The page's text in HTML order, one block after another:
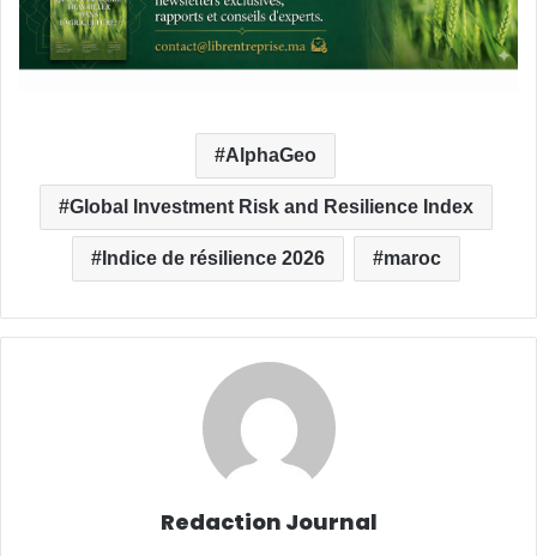
AlphaGeo
Global Investment Risk and Resilience Index
Indice de résilience 2026 maroc
Redaction Journal